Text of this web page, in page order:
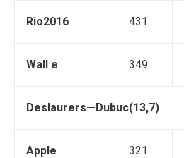
Rio2016 431
Wall e 349
Deslaurers—Dubuc(13,7)
Apple 321